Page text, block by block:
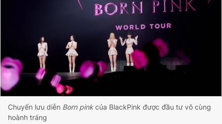
Chuyến lưu diễn Born pinkcủa BlackPink được đầu tư vô cùng
hoành tráng